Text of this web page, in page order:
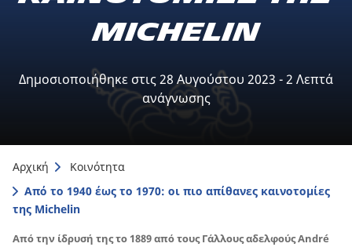
Michelin
Δημοσιοποιήθηκε στις 28 Αυγούστου 2023 - 2 Λεπτά
ανάγνωσης
Αρχική
Κοινότητα
Από το 1940 έως το 1970: οι πιο απίθανες καινοτομίες
της Michelin
Από την ίδρυσή της το 1889 από τους Γάλλους αδελφούς André